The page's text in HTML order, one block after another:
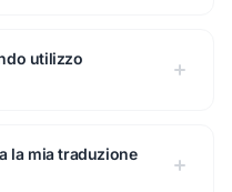
utilizzo
la mia traduzione